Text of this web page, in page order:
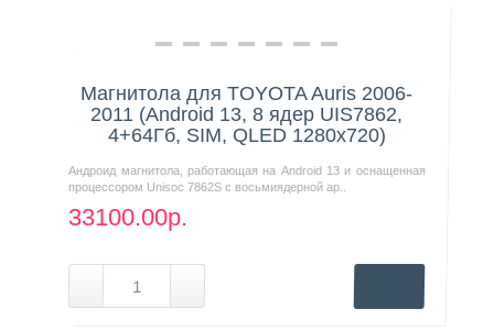
Магнитола для TOYOTA Auris 2006-
2011 (Android 13, 8 ядер UIS7862,
4+64Гб, SIM, QLED 1280x720)
Андроид магнитола, работающая на Android 13 и оснащенная
процессором Unisoc 7862S с восьмиядерной ар..
33100.00р.